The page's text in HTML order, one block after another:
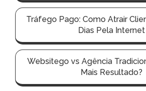
p
o
s
t
Tráfego Pago: Como Atrair
Dias Pela Internet
Websitego vs Agência
Mais Resultado?